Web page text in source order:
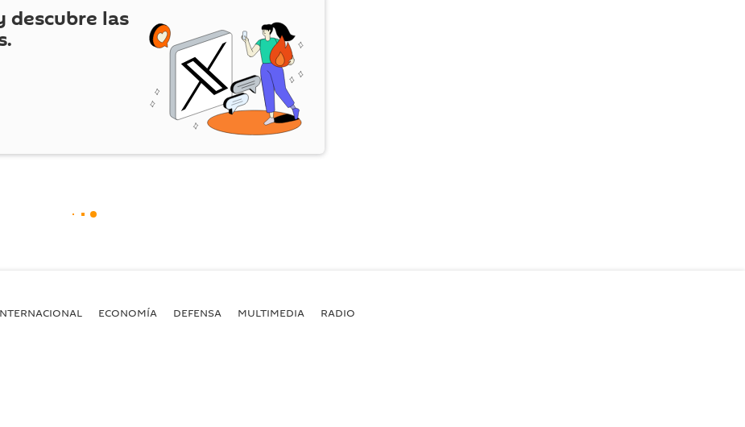
descubre las
ECONOMÍA DEFENSA MULTIMEDIA RADIO